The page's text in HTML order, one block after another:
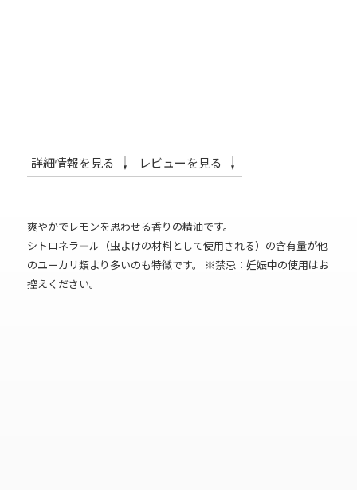
詳細情報を見る レビューを見る
爽やかでレモンを思わせる香りの精油です。
シトロネラ―ル（虫よけの材料として使用される）の含有量が他
のユーカリ類より多いのも特徴です。 ※禁忌：妊娠中の使用はお
控えください。